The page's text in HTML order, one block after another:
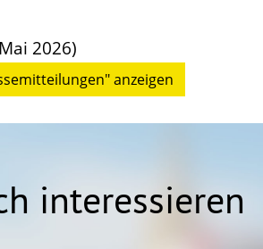
2026)
anzeigen
interessieren